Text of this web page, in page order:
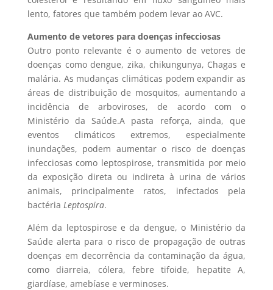
lento, fatores que também podem levar ao AVC.
Aumento de vetores para doenças infecciosas
Outro ponto relevante é o aumento de vetores de
doenças como dengue, zika, chikungunya, Chagas e
malária. As mudanças climáticas podem expandir as
áreas de distribuição de mosquitos, aumentando a
incidência de arboviroses, de acordo com o
Ministério da Saúde.A pasta reforça, ainda, que
eventos climáticos extremos, especialmente
inundações, podem aumentar o risco de doenças
infecciosas como leptospirose, transmitida por meio
da exposição direta ou indireta à urina de vários
animais, principalmente ratos, infectados pela
bactéria Leptospira.
Além da leptospirose e da dengue, o Ministério da
Saúde alerta para o risco de propagação de outras
doenças em decorrência da contaminação da água,
como diarreia, cólera, febre tifoide, hepatite A,
giardíase, amebíase e verminoses.